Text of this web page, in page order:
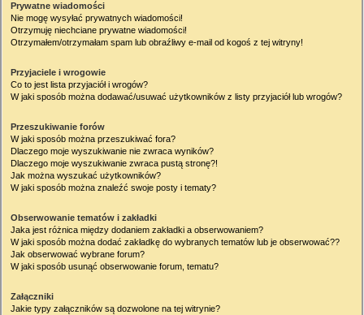
Prywatne wiadomości
Nie mogę wysyłać prywatnych wiadomości!
Otrzymuję niechciane prywatne wiadomości!
Otrzymałem/otrzymałam spam lub obraźliwy e-mail od kogoś z tej witryny!
Przyjaciele i wrogowie
Co to jest lista przyjaciół i wrogów?
W jaki sposób można dodawać/usuwać użytkowników z listy przyjaciół lub wrogów?
Przeszukiwanie forów
W jaki sposób można przeszukiwać fora?
Dlaczego moje wyszukiwanie nie zwraca wyników?
Dlaczego moje wyszukiwanie zwraca pustą stronę?!
Jak można wyszukać użytkowników?
W jaki sposób można znaleźć swoje posty i tematy?
Obserwowanie tematów i zakładki
Jaka jest różnica między dodaniem zakładki a obserwowaniem?
W jaki sposób można dodać zakładkę do wybranych tematów lub je obserwować??
Jak obserwować wybrane forum?
W jaki sposób usunąć obserwowanie forum, tematu?
Załączniki
Jakie typy załączników są dozwolone na tej witrynie?